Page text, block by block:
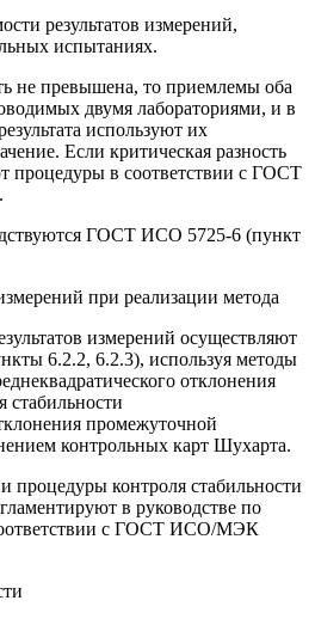
результатов измерений,
испытаниях.
не превышена, то приемлемы оба
двумя лабораториями, и в
используют их
Если критическая разность
процедуры в соответствии с ГОСТ
ГОСТ ИСО 5725-6 (пункт
при реализации метода
измерений осуществляют
6.2.2, 6.2.3), используя методы
отклонения
стабильности
промежуточной
контрольных карт Шухарта.
процедуры контроля стабильности
в руководстве по
с ГОСТ ИСО/МЭК